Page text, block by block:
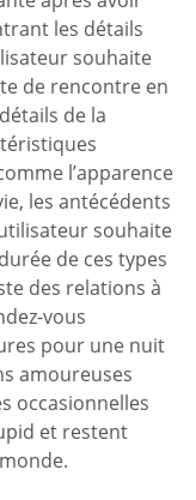
les détails
souhaite
de rencontre en
de la
l’apparence
les antécédents
souhaite
de ces types
des relations à
vous
pour une nuit
amoureuses
occasionnelles
et restent